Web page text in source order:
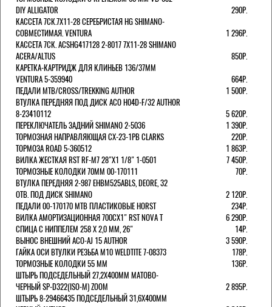
DIY ALLIGATOR
290Р.
КАССЕТА 7СК.7Х11-28 СЕРЕБРИСТАЯ HG SHIMANO-
СОВМЕСТИМАЯ. VENTURA
1 296Р.
КАССЕТА 7СК. ACSHG417128 2-8017 7Х11-28 SHIMANO
ACERA/ALTUS
850Р.
КАРЕТКА-КАРТРИДЖ ДЛЯ КЛИНЬЕВ 136/37ММ
VENTURA 5-359940
664Р.
ПЕДАЛИ MTB/CROSS/TREKKING AUTHOR
1 500Р.
ВТУЛКА ПЕРЕДНЯЯ ПОД ДИСК ACO H04D-F/32 AUTHOR
8-23410112
5 620Р.
ПЕРЕКЛЮЧАТЕЛЬ ЗАДНИЙ SHIMANO 2-5036
1 390Р.
ТОРМОЗНАЯ НАПРАВЛЯЮЩАЯ CX-23-1PB CLARKS
220Р.
ТОРМОЗА ROAD 5-360512
1 863Р.
ВИЛКА ЖЕСТКАЯ RST RF-M7 28"Х1 1/8" 1-0501
7 450Р.
ТОРМОЗНЫЕ КОЛОДКИ 70ММ 00-170111
70Р.
ВТУЛКА ПЕРЕДНЯЯ 2-987 EHBM525ABLS, DEORE, 32
ОТВ. ПОД ДИСК SHIMANO
2 120Р.
ПЕДАЛИ 00-170170 МТВ ПЛАСТИКОВЫЕ HORST
234Р.
ВИЛКА АМОРТИЗАЦИОННАЯ 700СХ1" RST NOVA T
6 290Р.
СПИЦА С НИППЕЛЕМ 258 Х 2,0 ММ, 26"
14Р.
ВЫНОС ВНЕШНИЙ ACO-AJ 15 AUTHOR
3 590Р.
ГАЙКА ОСИ ВТУЛКИ РЕЗЬБА М10 WELDTITE 7-08373
178Р.
ТОРМОЗНЫЕ КОЛОДКИ 55 ММ
136Р.
ШТЫРЬ ПОДСЕДЕЛЬНЫЙ 27,2Х400ММ МАТОВО-
ЧЕРНЫЙ SP-D322(ISO-M) ZOOM
2 895Р.
ШТЫРЬ 8-29466435 ПОДСЕДЕЛЬНЫЙ 31,6X400ММ